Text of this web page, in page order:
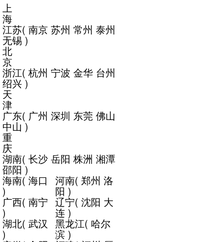
上
海
江苏( 南京 苏州 常州 泰州
无锡)
北
京
浙江( 杭州 宁波 金华 台州
绍兴)
天
津
广东( 广州 深圳 东莞 佛山
中山 )
重
庆
湖南( 长沙 岳阳 株洲 湘潭
邵阳 )
海南(海口
)
河南( 郑州 洛
阳 )
广西( 南宁
)
辽宁( 沈阳 大
连 )
湖北( 武汉
)
黑龙江( 哈尔
滨 )